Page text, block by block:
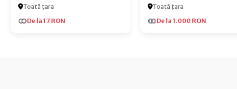
Toată țara
De la 17 RON
Toată țara
De la 1.000 RON